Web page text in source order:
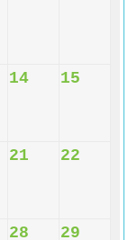
14 15
21 22
28 29